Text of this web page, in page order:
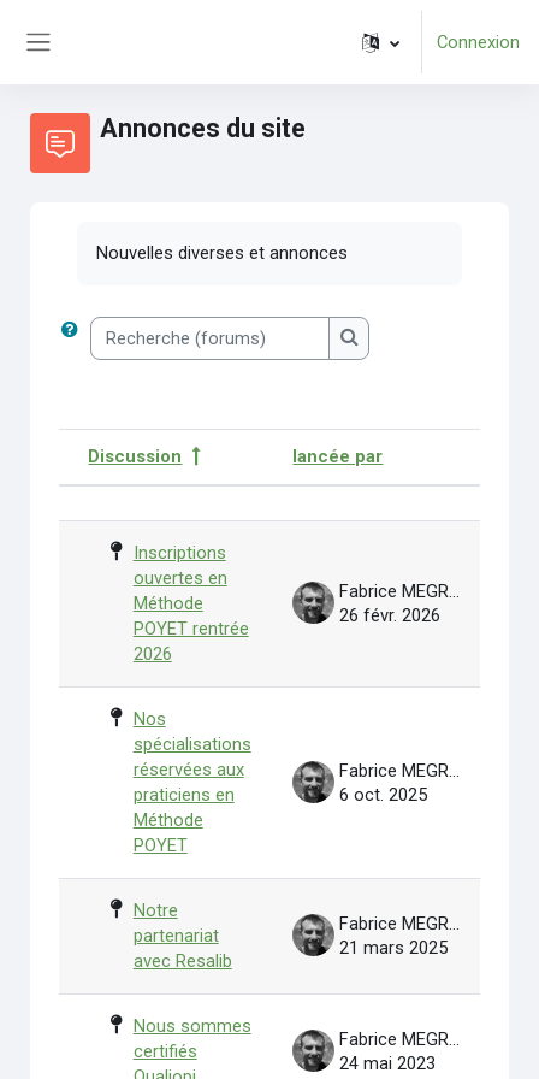
Connexion
Annonces du site
Nouvelles diverses et annonces
Recherche (forums)
Recherche (forums)
Statut
Discussion lancée par
Inscriptions
ouvertes en
Méthode
POYET rentrée
2026
Fabrice MEGROT
26 févr. 2026
Nos
spécialisations
réservées aux
praticiens en
Méthode
POYET
Fabrice MEGROT
6 oct. 2025
Notre
partenariat
avec Resalib
Fabrice MEGROT
21 mars 2025
Nous sommes
certifiés
Fabrice MEGROT
24 mai 2023